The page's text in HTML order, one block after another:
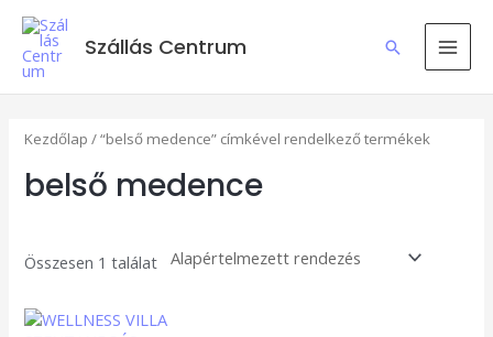
content
Szállás Centrum Search
Kezdőlap / “belső medence” címkével rendelkező termékek
belső medence
Összesen 1 találat